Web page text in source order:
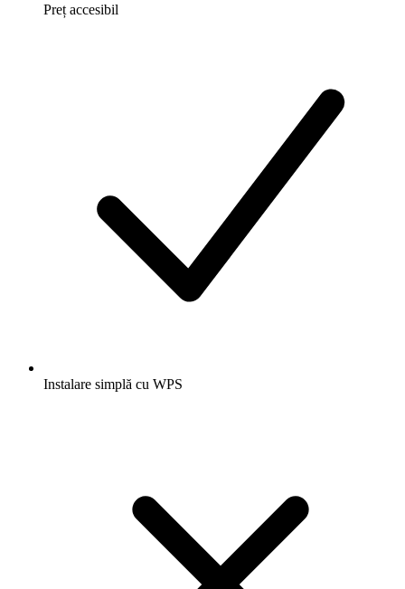
Preț accesibil
Instalare simplă cu WPS